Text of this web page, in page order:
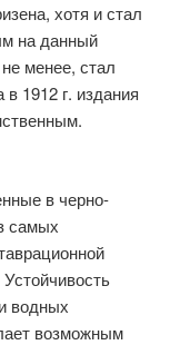
хотя и стал
на данный
менее, стал
1912 г. издания
в черно-
самых
водных
возможным